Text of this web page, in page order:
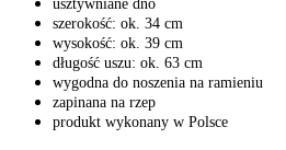
usztywniane dno
szerokość: ok. 34 cm
wysokość: ok. 39 cm
długość uszu: ok. 63 cm
wygodna do noszenia na ramieniu
zapinana na rzep
produkt wykonany w Polsce